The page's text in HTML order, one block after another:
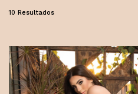
10 Resultados